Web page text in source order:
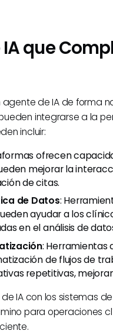
que
agente de IA de forma
integrarse a la
incluir:
ofrecen
mejorar la
de citas.
de Datos:
ayudar a los
en el análisis de
: Herramientas
de flujos de
repetitivas,
IA con los sistemas
para operaciones